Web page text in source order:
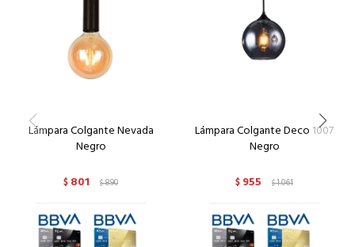
Lámpara Colgante Nevada
Negro
$ 801 $890
Lámpara Colgante Deco 1007
Negro
$ 955 $1.061